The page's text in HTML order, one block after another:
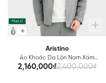
Mua sỉ
Aristino
Áo Khoác Da Lộn Nam Xám
Aristino Regular Fit AJK006EDP01
2,160,000₫2,400,000₫